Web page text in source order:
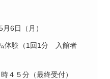
6日（月）
験（1回1分 入館者
５分（最終受付）